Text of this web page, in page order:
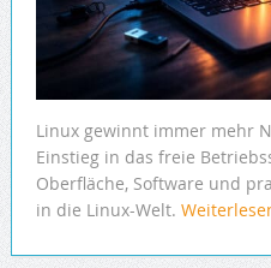
Linux gewinnt immer mehr
Einstieg in das freie
Oberfläche, Software und
in die Linux-Welt.